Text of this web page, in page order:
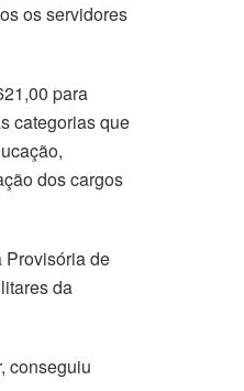
os servidores
para
categorias que
dos cargos
Provisória de
da
conseguiu